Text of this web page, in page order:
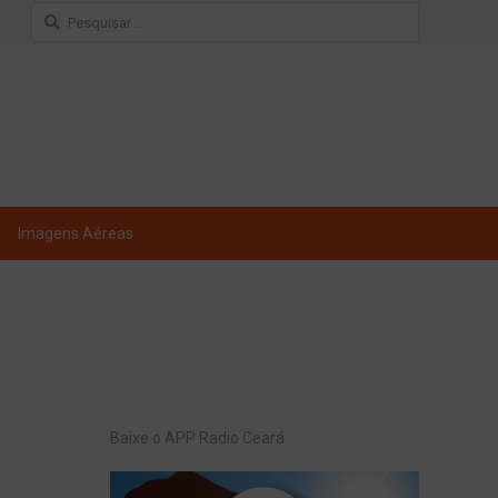
Pesquisar
Imagens Aéreas
Baixe o APP Radio Ceará